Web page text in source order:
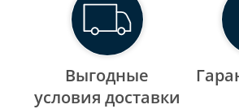
Выгодные
уcловия доставки